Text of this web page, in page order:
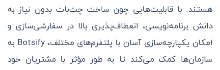
هستند. با قابلیت‌هایی چون ساخت چت‌بات بدون نیاز به
دانش برنامه‌نویسی، انعطاف‌پذیری بالا در سفارشی‌سازی و
امکان یکپارچه‌سازی آسان با پلتفرم‌های مختلف، Botsify به
سازمان‌ها کمک می‌کند تا به طور مؤثر با مشتریان خود